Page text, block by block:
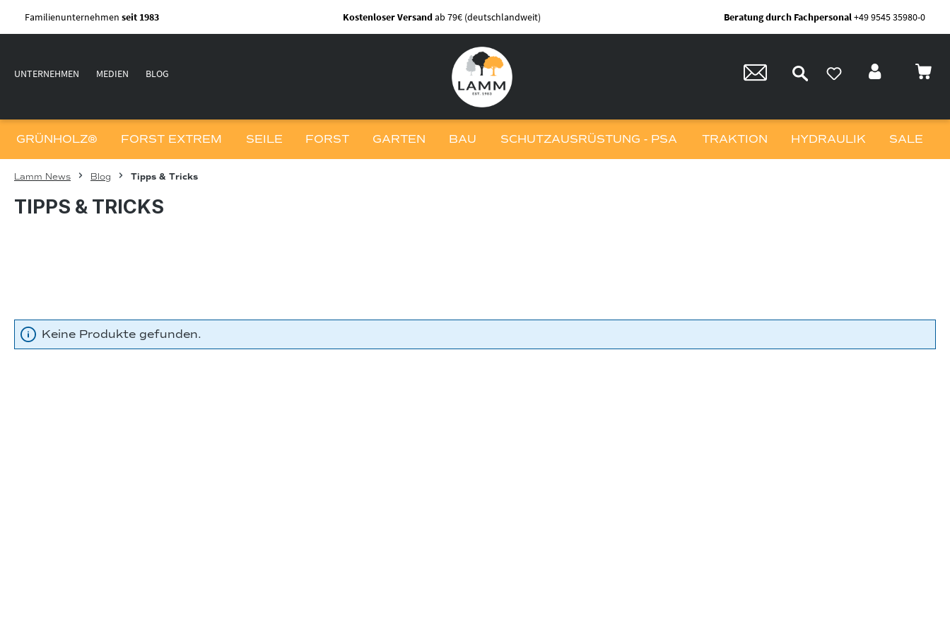
Hauptinhalt springen
Zur Suche springen
Zur Hauptnavigation springen
Familienunternehmen seit 1983 Kostenloser Versandab 79€ (deutschlandweit) Beratung durch Fachpersonal+49 9545 35980-0
UNTERNEHMEN MEDIEN BLOG
GRÜNHOLZ® FORST EXTREM SEILE FORST GARTEN BAU SCHUTZAUSRÜSTUNG - PSA TRAKTION HYDRAULIK SALE
Lamm News Blog Tipps & Tricks
TIPPS & TRICKS
Keine Produkte gefunden.